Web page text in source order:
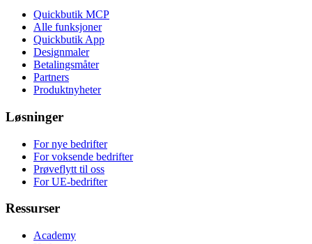
Quickbutik MCP
Alle funksjoner
Quickbutik App
Designmaler
Betalingsmåter
Partners
Produktnyheter
Løsninger
For nye bedrifter
For voksende bedrifter
Prøveflytt til oss
For UE-bedrifter
Ressurser
Academy